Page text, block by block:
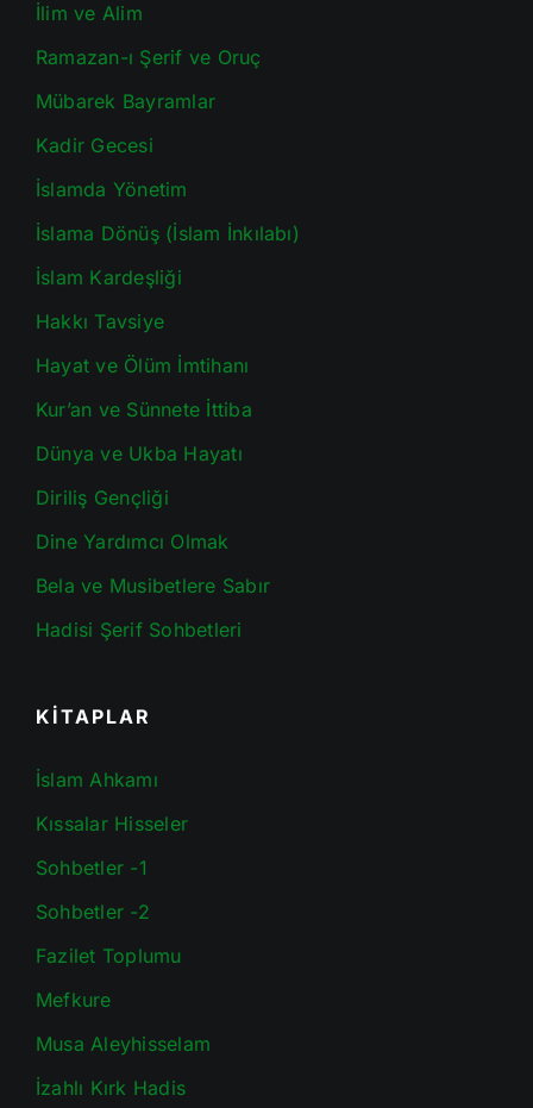
İlim ve Alim
Ramazan-ı Şerif ve Oruç
Mübarek Bayramlar
Kadir Gecesi
İslamda Yönetim
İslama Dönüş (İslam İnkılabı)
İslam Kardeşliği
Hakkı Tavsiye
Hayat ve Ölüm İmtihanı
Kur’an ve Sünnete İttiba
Dünya ve Ukba Hayatı
Diriliş Gençliği
Dine Yardımcı Olmak
Bela ve Musibetlere Sabır
Hadisi Şerif Sohbetleri
KİTAPLAR
İslam Ahkamı
Kıssalar Hisseler
Sohbetler -1
Sohbetler -2
Fazilet Toplumu
Mefkure
Musa Aleyhisselam
İzahlı Kırk Hadis